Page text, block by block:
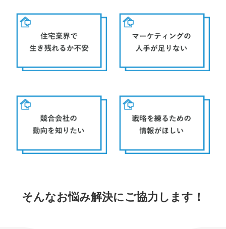
そんなお悩み解決にご協力します！